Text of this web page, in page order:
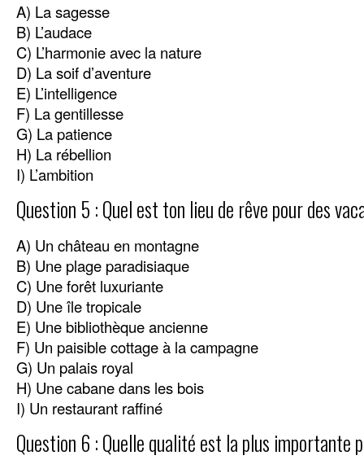
A) La sagesse
B) L’audace
C) L’harmonie avec la nature
D) La soif d’aventure
E) L’intelligence
F) La gentillesse
G) La patience
H) La rébellion
I) L’ambition
Question 5 : Quel est ton lieu de rêve pour des
A) Un château en montagne
B) Une plage paradisiaque
C) Une forêt luxuriante
D) Une île tropicale
E) Une bibliothèque ancienne
F) Un paisible cottage à la campagne
G) Un palais royal
H) Une cabane dans les bois
I) Un restaurant raffiné
Question 6 : Quelle qualité est la plus importante